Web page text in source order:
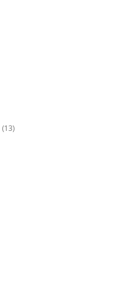
(13)